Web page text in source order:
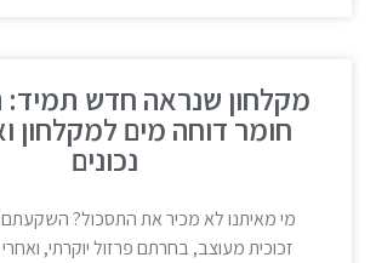
מקלחון שנראה חדש תמיד:
חומר דוחה מים למקלחון
נכונים
מי מאיתנו לא מכיר את התסכול? השקעתם
זכוכית מעוצב, בחרתם פרזול יוקרתי,